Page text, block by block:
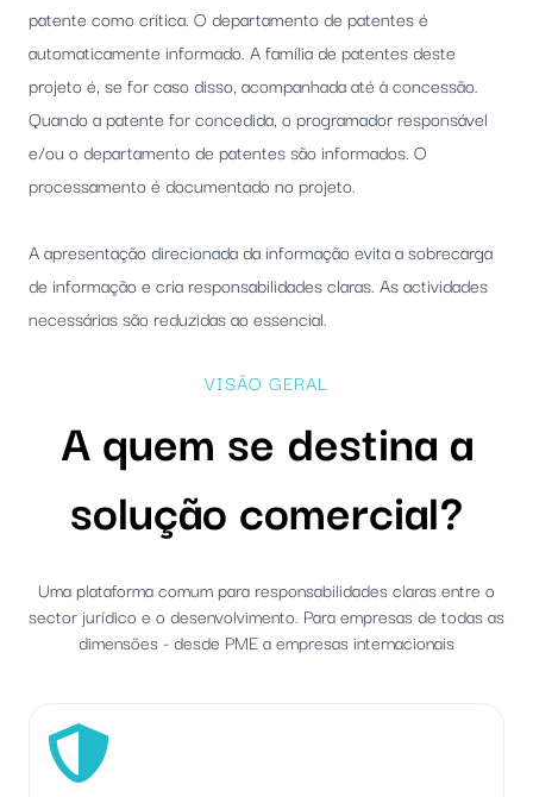
patente como crítica. O departamento de patentes é
automaticamente informado. A família de patentes deste
projeto é, se for caso disso, acompanhada até à concessão.
Quando a patente for concedida, o programador responsável
e/ou o departamento de patentes são informados. O
processamento é documentado no projeto.
A apresentação direcionada da informação evita a sobrecarga
de informação e cria responsabilidades claras. As actividades
necessárias são reduzidas ao essencial.
VISÃO GERAL
A quem se destina a
solução comercial?
Uma plataforma comum para responsabilidades claras entre o
sector jurídico e o desenvolvimento. Para empresas de todas as
dimensões - desde PME a empresas internacionais